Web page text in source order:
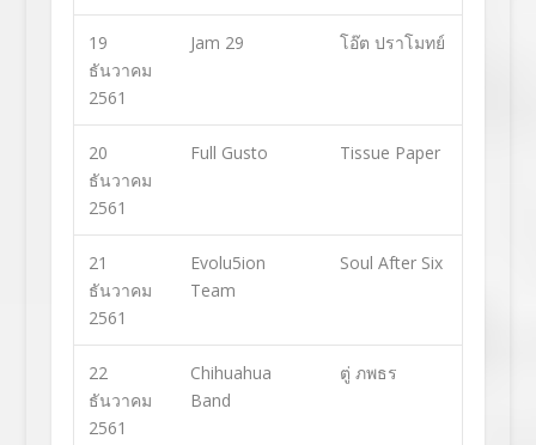
19
ธันวาคม
2561
Jam 29 โอ๊ต ปราโมทย์
20
ธันวาคม
2561
Full Gusto Tissue Paper
21
ธันวาคม
2561
Evolu5ion
Team
Soul After Six
22
ธันวาคม
2561
Chihuahua
Band
ตู่ ภพธร